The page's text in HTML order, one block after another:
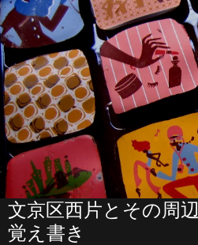
Skip
to
content
文京区西片とその周辺
覚え書き